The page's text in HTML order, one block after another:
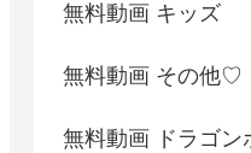
無料動画 キッズ
無料動画 その他♡
無料動画 ドラゴン